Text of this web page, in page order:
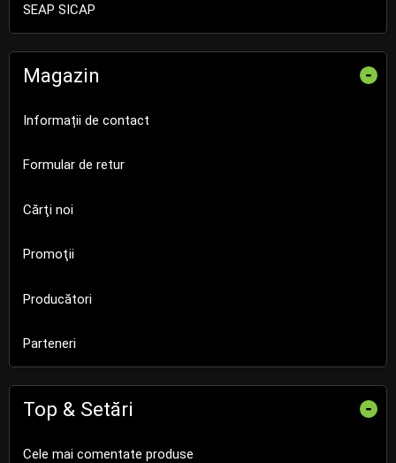
SEAP SICAP
Magazin -
Informații de contact
Formular de retur
Cărţi noi
Promoţii
Producători
Parteneri
Top & Setări -
Cele mai comentate produse